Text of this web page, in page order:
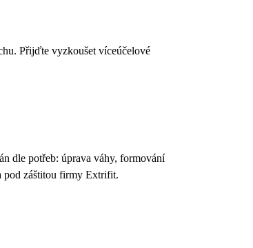
Přijďte vyzkoušet víceúčelové
dle potřeb: úprava váhy, formování
pod záštitou firmy Extrifit.